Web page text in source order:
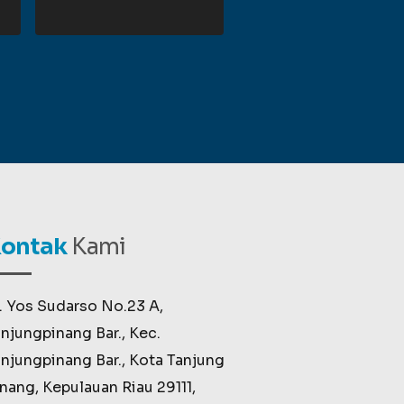
Kami
Yos Sudarso No.23 A,
Bar., Kec.
Bar., Kota Tanjung
Kepulauan Riau 29111,